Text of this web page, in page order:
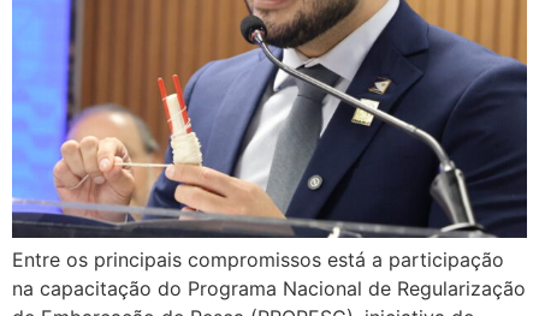
Entre os principais compromissos está a participação
na capacitação do Programa Nacional de Regularização